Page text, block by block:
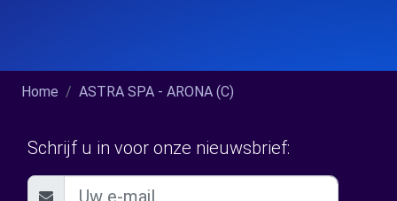
Home ASTRA SPA - ARONA (C)
Schrijf u in voor onze nieuwsbrief: